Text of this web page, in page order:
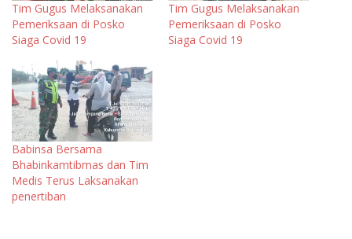
Tim Gugus Melaksanakan
Pemeriksaan di Posko
Siaga Covid 19
Tim Gugus Melaksanakan
Pemeriksaan di Posko
Siaga Covid 19
Babinsa Bersama
Bhabinkamtibmas dan Tim
Medis Terus Laksanakan
penertiban